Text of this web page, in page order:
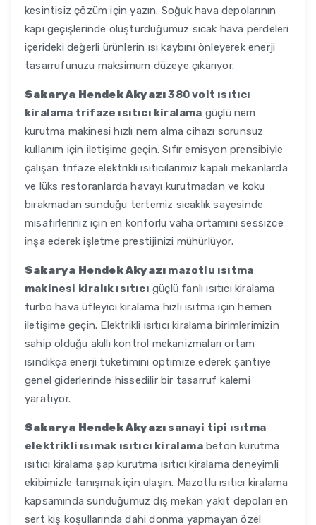
kesintisiz çözüm için yazın. Soğuk hava depolarının
kapı geçişlerinde oluşturduğumuz sıcak hava perdeleri
içerideki değerli ürünlerin ısı kaybını önleyerek enerji
tasarrufunuzu maksimum düzeye çıkarıyor.
Sakarya Hendek Akyazı380 volt ısıtıcı
kiralama trifaze ısıtıcı kiralama güçlü nem
kurutma makinesi hızlı nem alma cihazı sorunsuz
kullanım için iletişime geçin. Sıfır emisyon prensibiyle
çalışan trifaze elektrikli ısıtıcılarımız kapalı mekanlarda
ve lüks restoranlarda havayı kurutmadan ve koku
bırakmadan sunduğu tertemiz sıcaklık sayesinde
misafirleriniz için en konforlu vaha ortamını sessizce
inşa ederek işletme prestijinizi mühürlüyor.
Sakarya Hendek Akyazı mazotlu ısıtma
makinesi kiralık ısıtıcı güçlü fanlı ısıtıcı kiralama
turbo hava üfleyici kiralama hızlı ısıtma için hemen
iletişime geçin. Elektrikli ısıtıcı kiralama birimlerimizin
sahip olduğu akıllı kontrol mekanizmaları ortam
ısındıkça enerji tüketimini optimize ederek şantiye
genel giderlerinde hissedilir bir tasarruf kalemi
yaratıyor.
Sakarya Hendek Akyazı sanayi tipi ısıtma
elektrikli ısımak ısıtıcı kiralamabeton kurutma
ısıtıcı kiralama şap kurutma ısıtıcı kiralama deneyimli
ekibimizle tanışmak için ulaşın. Mazotlu ısıtıcı kiralama
kapsamında sunduğumuz dış mekan yakıt depoları en
sert kış koşullarında dahi donma yapmayan özel